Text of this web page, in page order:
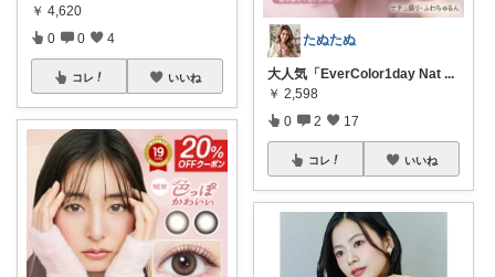
￥ 4,620
0 0 4
コレ いいね
たぬたぬ
大人気「EverColor1day Nat ...
￥ 2,598
0 2 17
コレ いいね